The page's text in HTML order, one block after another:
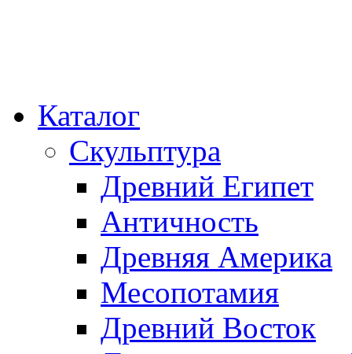
Каталог
Скульптура
Древний Египет
Античность
Древняя Америка
Месопотамия
Древний Восток